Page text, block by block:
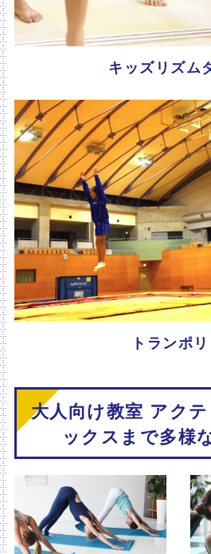
キッズリズム
トランポ
大人向け教室 アク
ックスまで多様